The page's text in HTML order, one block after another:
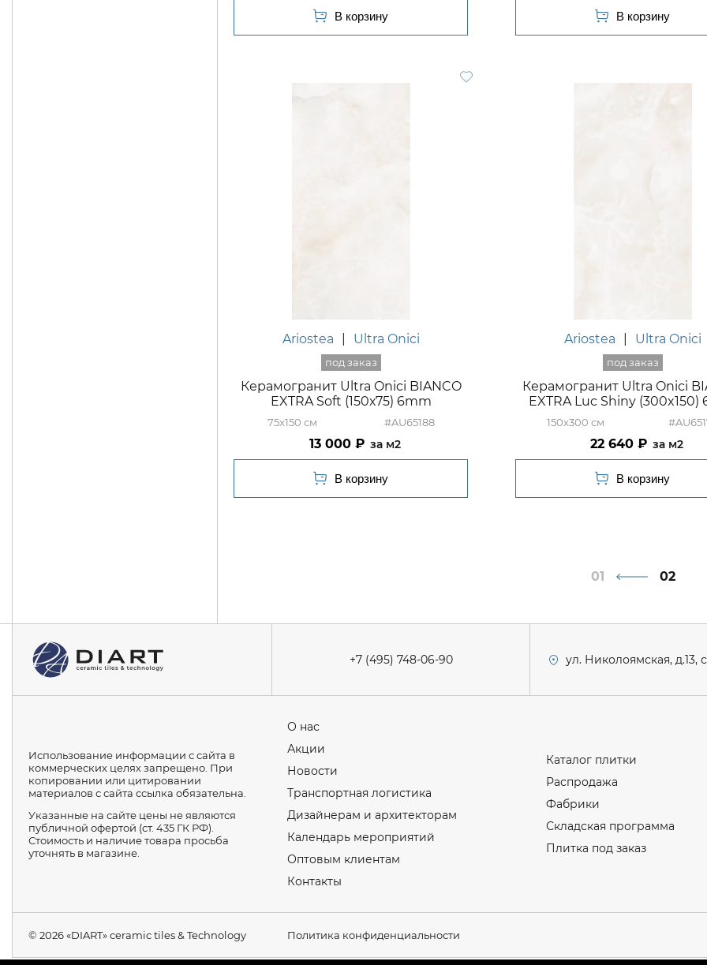
Ariostea Ultra Onici
Керамогранит Ultra Onici BIANCO
EXTRA Soft (150х75) 6mm
75x150 #AU65188
13 000 м2
Ariostea Ultra Onici
Керамогранит Ultra Onici
EXTRA Luc Shiny (300x150)
150x300
22 640 м2
1 2
+7 (495) 748-06-90 ул. Николоямская, д.13,
Использование информации с сайта в
коммерческих целях запрещено. При
копировании или цитировании
материалов с сайта ссылка обязательна.
Указанные на сайте цены не являются
публичной офертой (ст. 435 ГК РФ).
Стоимость и наличие товара просьба
уточнять в магазине.
О нас
Акции
Новости
Транспортная логистика
Дизайнерам и архитекторам
Календарь мероприятий
Оптовым клиентам
Контакты
Каталог плитки
Распродажа
Фабрики
Складская программа
Плитка под заказ
© 2026 «DIART» ceramic tiles & Technology Политика конфиденциальности